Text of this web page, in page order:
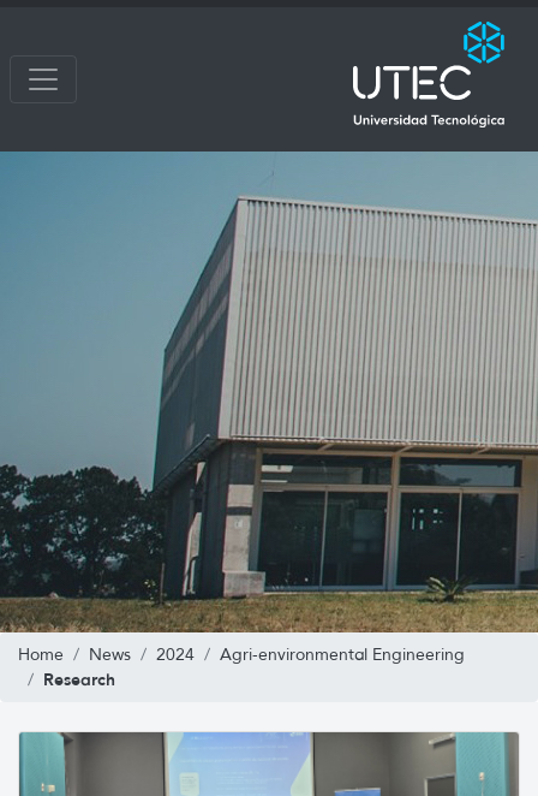
Home News 2024 Agri-environmental Engineering
Research